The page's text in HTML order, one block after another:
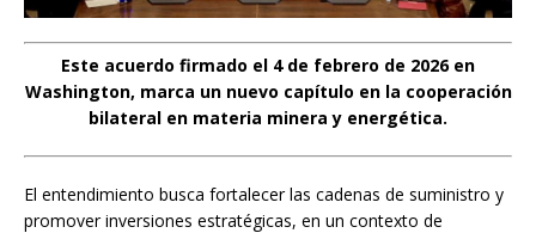
Este acuerdo firmado el 4 de febrero de 2026 en
Washington, marca un nuevo capítulo en la cooperación
bilateral en materia minera y energética.
El entendimiento busca fortalecer las cadenas de suministro y
promover inversiones estratégicas, en un contexto de